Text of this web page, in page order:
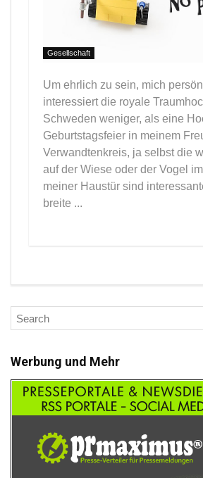
Gesellschaft
Um ehrlich zu sein, mich
interessiert die royale
Schweden weniger, als eine
Geburtstagsfeier in meinem
Verwandtenkreis, ja selbst die
auf der Wiese oder der Vogel
meiner Haustür sind
breite ...
Werbung und Mehr